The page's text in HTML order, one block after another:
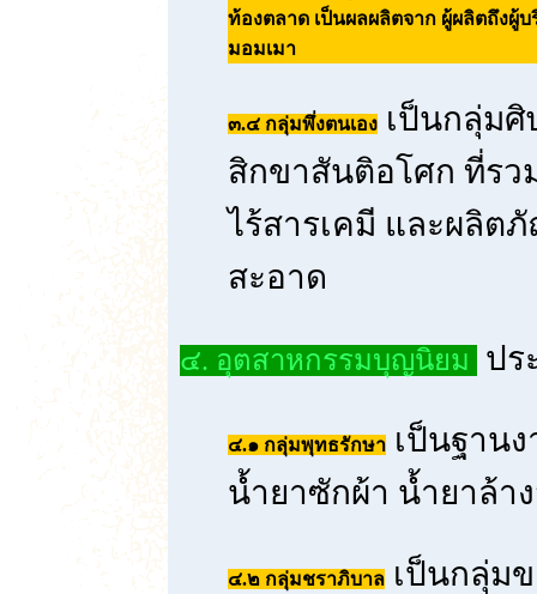
ท้องตลาด เป็นผลผลิตจาก ผู้ผลิตถึงผู้
มอมเมา
๓.๔ กลุ่มพึ่งตนเอง เป็นกลุ่มศิ
สิกขาสันติอโศก ที่รว
ไร้สารเคมี และผลิต
สะอาด
๔. อุตสาหกรรมบุญนิยม ปร
๔.๑ กลุ่มพุทธรักษา เป็นฐาน
น้ำยาซักผ้า น้ำยาล้า
๔.๒ กลุ่มชราภิบาล เป็นกลุ่ม